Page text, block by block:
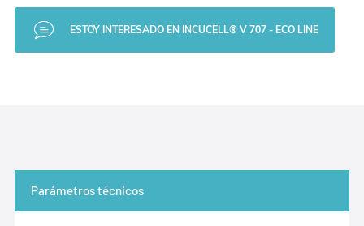
ESTOY INTERESADO EN INCUCELL® V 707 - ECO LINE
Parámetros técnicos